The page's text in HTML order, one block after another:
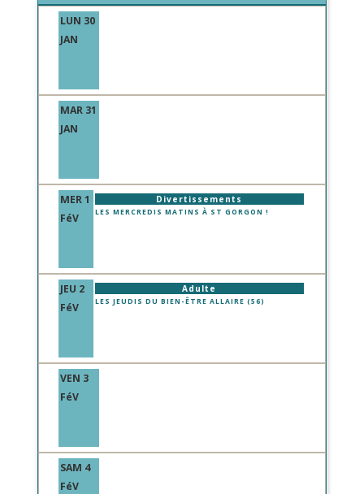
LUN 30
JAN
MAR 31
JAN
MER 1
FéV
Divertissements
LES MERCREDIS MATINS À ST GORGON !
JEU 2
FéV
Adulte
LES JEUDIS DU BIEN-ÊTRE ALLAIRE (56)
VEN 3
FéV
SAM 4
FéV